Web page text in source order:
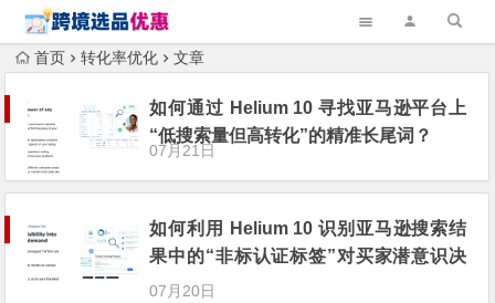
首页 转化率优化 文章
如何通过 Helium 10 寻找亚马逊平台上
“低搜索量但高转化”的精准长尾词？
07月21日
如何利用 Helium 10 识别亚马逊搜索结
果中的“非标认证标签”对买家潜意识决
策的信任度影响？
07月20日